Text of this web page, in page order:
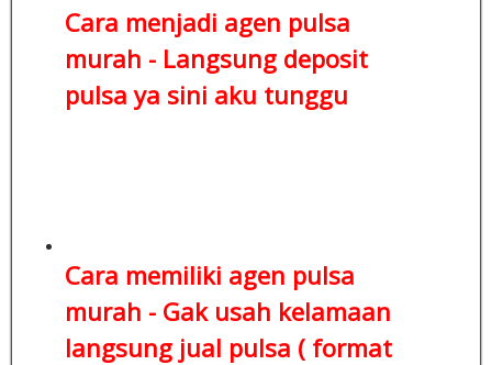
Cara menjadi agen pulsa
murah - Langsung deposit
pulsa ya sini aku tunggu
Cara memiliki agen pulsa
murah - Gak usah kelamaan
langsung jual pulsa ( format